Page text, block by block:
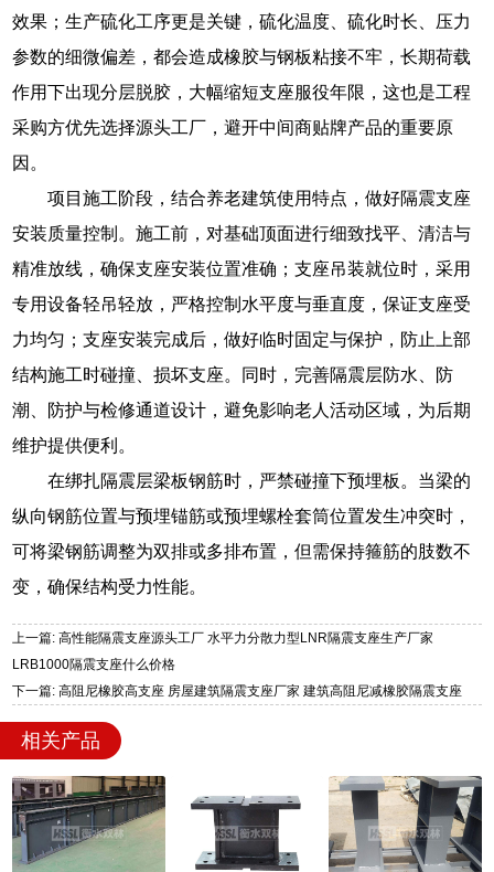
效果；生产硫化工序更是关键，硫化温度、硫化时长、压力
参数的细微偏差，都会造成橡胶与钢板粘接不牢，长期荷载
作用下出现分层脱胶，大幅缩短支座服役年限，这也是工程
采购方优先选择源头工厂，避开中间商贴牌产品的重要原
因。
项目施工阶段，结合养老建筑使用特点，做好隔震支座
安装质量控制。施工前，对基础顶面进行细致找平、清洁与
精准放线，确保支座安装位置准确；支座吊装就位时，采用
专用设备轻吊轻放，严格控制水平度与垂直度，保证支座受
力均匀；支座安装完成后，做好临时固定与保护，防止上部
结构施工时碰撞、损坏支座。同时，完善隔震层防水、防
潮、防护与检修通道设计，避免影响老人活动区域，为后期
维护提供便利。
在绑扎隔震层梁板钢筋时，严禁碰撞下预埋板。当梁的
纵向钢筋位置与预埋锚筋或预埋螺栓套筒位置发生冲突时，
可将梁钢筋调整为双排或多排布置，但需保持箍筋的肢数不
变，确保结构受力性能。
上一篇: 高性能隔震支座源头工厂 水平力分散力型LNR隔震支座生产厂家
LRB1000隔震支座什么价格
下一篇: 高阻尼橡胶高支座 房屋建筑隔震支座厂家 建筑高阻尼减橡胶隔震支座
相关产品